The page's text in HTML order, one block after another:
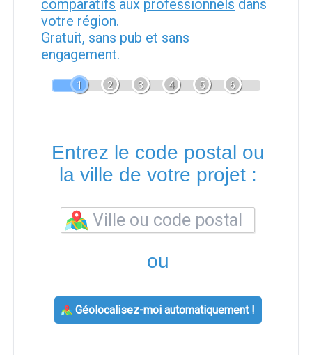
comparatifs aux professionnels dans
votre région.
Gratuit, sans pub et sans
engagement.
1 2 3 4 5 6
Entrez le code postal ou
la ville de votre projet :
ou
Géolocalisez-moi automatiquement !